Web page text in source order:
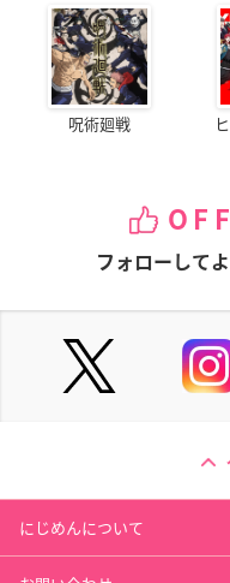
呪術廻戦
フォローして
にじめんについて